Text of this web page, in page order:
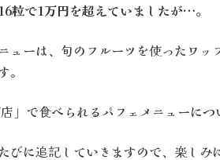
粒で1万円を超えていましたが…。
ューは、旬のフルーツを使ったワ
」で食べられるパフェメニューにつ
びに追記していきますので、楽し